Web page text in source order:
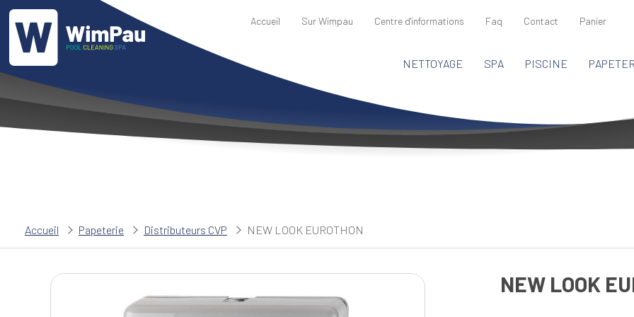
Accueil Sur Wimpau Centre d'informations Faq Contact Panier
NETTOYAGE SPA PISCINE
Accueil Papeterie Distributeurs CVP NEW LOOK EUROTHON
NEW LOOK